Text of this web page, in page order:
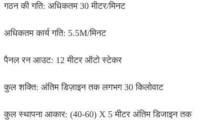
गठन की गति: अधिकतम 30 मीटर/मिनट
अधिकतम कार्य गति: 5.5M/मिनट
पैनल रन आउट: 12 मीटर ऑटो स्टेकर
कुल शक्ति: अंतिम डिज़ाइन तक लगभग 30 किलोवाट
कुल स्थापना आकार: (40-60) X 5 मीटर अंतिम डिजाइन तक